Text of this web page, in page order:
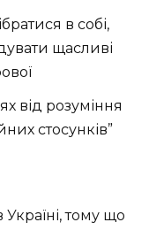
в собі,
щасливі
від розуміння
стосунків”
тому що